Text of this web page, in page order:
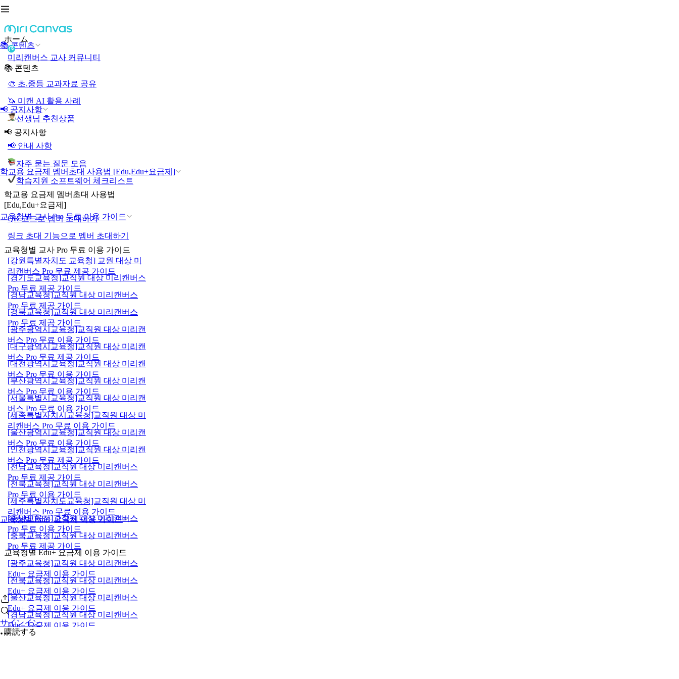
📚 콘텐츠
📢 공지사항
학교용 요금제 멤버초대 사용법 [Edu,Edu+요금제]
교육청별 교사 Pro 무료 이용 가이드
교육청별 Edu+ 요금제 이용 가이드
サインイン
ホーム
미리캔버스 교사 커뮤니티
📚 콘텐츠
🎨 초.중등 교과자료 공유
🦄 미캔 AI 활용 사례
선생님 추천상품
📢 공지사항
📢 안내 사항
자주 묻는 질문 모음
학습지원 소프트웨어 체크리스트
학교용 요금제 멤버초대 사용법
[Edu,Edu+요금제]
QR 코드로 멤버 초대하기
링크 초대 기능으로 멤버 초대하기
교육청별 교사 Pro 무료 이용 가이드
[강원특별자치도 교육청] 교원 대상 미
리캔버스 Pro 무료 제공 가이드
[경기도교육청]교직원 대상 미리캔버스
Pro 무료 제공 가이드
[경남교육청]교직원 대상 미리캔버스
Pro 무료 제공 가이드
[경북교육청]교직원 대상 미리캔버스
Pro 무료 제공 가이드
[광주광역시교육청]교직원 대상 미리캔
버스 Pro 무료 이용 가이드
[대구광역시교육청]교직원 대상 미리캔
버스 Pro 무료 제공 가이드
[대전광역시교육청]교직원 대상 미리캔
버스 Pro 무료 이용 가이드
[부산광역시교육청]교직원 대상 미리캔
버스 Pro 무료 이용 가이드
[서울특별시교육청]교직원 대상 미리캔
버스 Pro 무료 이용 가이드
[세종특별자치시교육청]교직원 대상 미
리캔버스 Pro 무료 이용 가이드
[울산광역시교육청]교직원 대상 미리캔
버스 Pro 무료 이용 가이드
[인천광역시교육청]교직원 대상 미리캔
버스 Pro 무료 제공 가이드
[전남교육청]교직원 대상 미리캔버스
Pro 무료 제공 가이드
[전북교육청]교직원 대상 미리캔버스
Pro 무료 이용 가이드
[제주특별자치도교육청]교직원 대상 미
리캔버스 Pro 무료 이용 가이드
[충남교육청]교직원 대상 미리캔버스
Pro 무료 이용 가이드
[충북교육청]교직원 대상 미리캔버스
Pro 무료 제공 가이드
교육청별 Edu+ 요금제 이용 가이드
[광주교육청]교직원 대상 미리캔버스
Edu+ 요금제 이용 가이드
[전북교육청]교직원 대상 미리캔버스
Edu+ 요금제 이용 가이드
[울산교육청]교직원 대상 미리캔버스
Edu+ 요금제 이용 가이드
[경남교육청]교직원 대상 미리캔버스
Edu+ 요금제 이용 가이드
購読する